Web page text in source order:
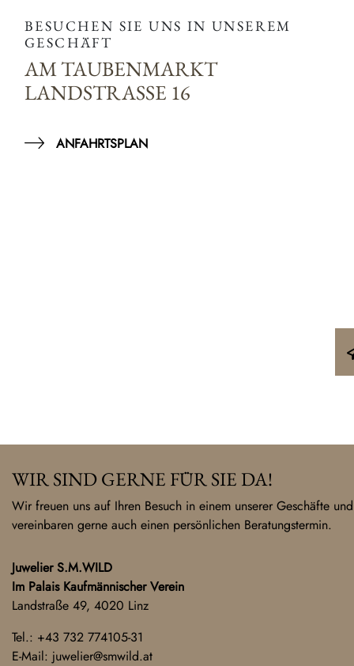
BESUCHEN SIE UNS IN UNSEREM
GESCHÄFT
AM TAUBENMARKT
LANDSTRASSE 16
ANFAHRTSPLAN
WIR SIND GERNE FÜR SIE DA!
Wir freuen uns auf Ihren Besuch in einem unserer Geschäfte und
vereinbaren gerne auch einen persönlichen Beratungstermin.
Juwelier S.M.WILD
Im Palais Kaufmännischer Verein
Landstraße 49, 4020 Linz
Tel.: +43 732 774105-31
E-Mail: juwelier@smwild.at